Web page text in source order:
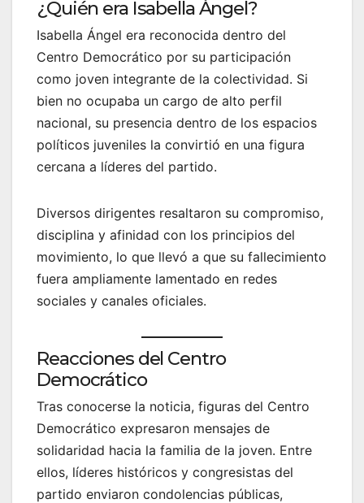
¿Quién era Isabella Ángel?
Isabella Ángel era reconocida dentro del
Centro Democrático por su participación
como joven integrante de la colectividad. Si
bien no ocupaba un cargo de alto perfil
nacional, su presencia dentro de los espacios
políticos juveniles la convirtió en una figura
cercana a líderes del partido.
Diversos dirigentes resaltaron su compromiso,
disciplina y afinidad con los principios del
movimiento, lo que llevó a que su fallecimiento
fuera ampliamente lamentado en redes
sociales y canales oficiales.
Reacciones del Centro
Democrático
Tras conocerse la noticia, figuras del Centro
Democrático expresaron mensajes de
solidaridad hacia la familia de la joven. Entre
ellos, líderes históricos y congresistas del
partido enviaron condolencias públicas,